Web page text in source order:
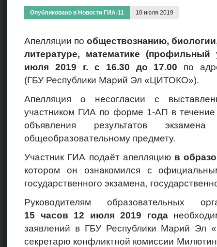
Опубликовано в Новости ГИА-11 10 июля 2019
Апелляции по обществознанию,
литературе, математике (профильный
июля 2019 г. с 16.30 до 17.00 по
(ГБУ Республики Марий Эл «ЦИТОКО»).
Апелляция о несогласии с
участником ГИА по форме 1-АП в
объявления результатов
общеобразовательному предмету.
Участник ГИА подаёт апелляцию в
котором он ознакомился с
государственного экзамена,
Руководителям образовательных
15
часов 12 июля 2019 года
заявлений в ГБУ Республики Марий Эл
секретарю конфликтной комиссии